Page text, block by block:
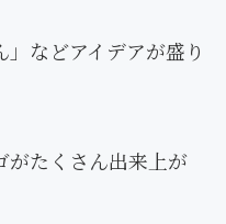
」などアイデアが盛り
がたくさん出来上が